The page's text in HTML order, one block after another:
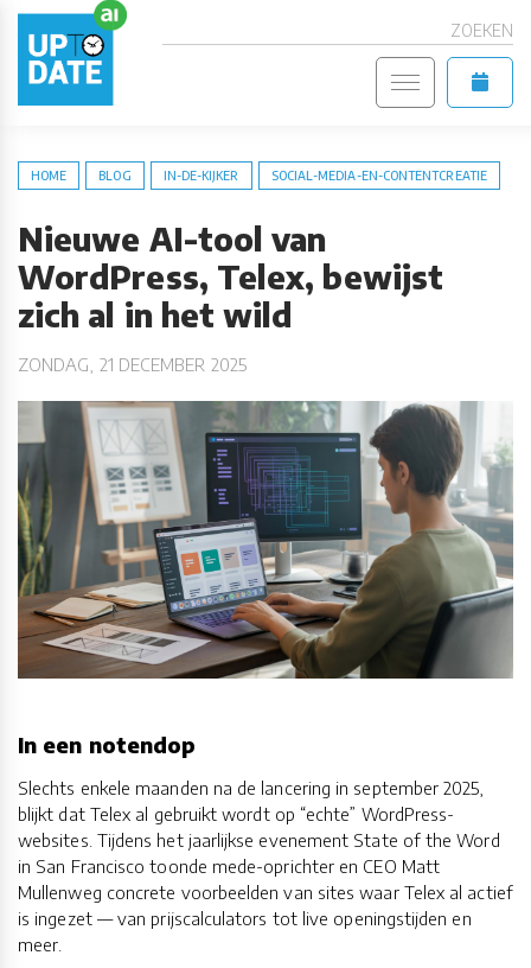
ZOEKEN
HOME BLOG IN-DE-KIJKER SOCIAL-MEDIA-EN-CONTENTCREATIE
Nieuwe AI-tool van
WordPress, Telex, bewijst
zich al in het wild
ZONDAG, 21 DECEMBER 2025
In een notendop
Slechts enkele maanden na de lancering in september 2025,
blijkt dat Telex al gebruikt wordt op “echte” WordPress-
websites. Tijdens het jaarlijkse evenement State of the Word
in San Francisco toonde mede-oprichter en CEO Matt
Mullenweg concrete voorbeelden van sites waar Telex al actief
is ingezet — van prijscalculators tot live openingstijden en
meer.